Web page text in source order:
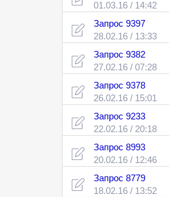
01.03.16 / 14:42
Запрос 9397
28.02.16 / 13:33
Запрос 9382
27.02.16 / 07:28
Запрос 9378
26.02.16 / 15:01
Запрос 9233
22.02.16 / 20:18
Запрос 8993
20.02.16 / 12:46
Запрос 8779
18.02.16 / 13:52